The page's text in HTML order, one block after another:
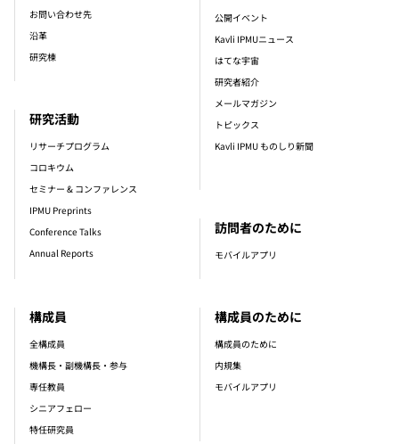
お問い合わせ先
沿革
研究棟
構成員
全構成員
機構長・副機構長・参与
専任教員
シニアフェロー
特任研究員
研究活動
リサーチプログラム
コロキウム
セミナー & コンファレンス
IPMU Preprints
Conference Talks
Annual Reports
公開イベント
Kavli IPMUニュース
はてな宇宙
研究者紹介
メールマガジン
トピックス
Kavli IPMU ものしり新聞
訪問者のために
モバイルアプリ
構成員のために
構成員のために
内規集
モバイルアプリ